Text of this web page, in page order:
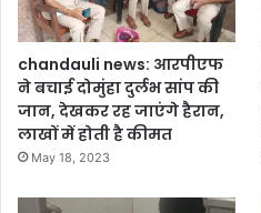
chandauli news: आरपीएफ
ने बचाई दोमुंहा दुर्लभ सांप की
जान, देखकर रह जाएंगे हैरान,
लाखों में होती है कीमत
May 18, 2023